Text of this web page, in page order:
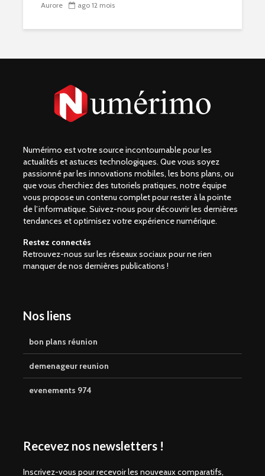
Aurore ago 12 mois
Numérimo est votre source incontournable pour les
actualités et astuces technologiques. Que vous soyez
passionné par les innovations mobiles, les bons plans, ou
que vous cherchiez des tutoriels pratiques, notre équipe
vous propose un contenu complet pour rester à la pointe
de l’informatique. Suivez-nous pour découvrir les dernières
tendances et optimisez votre expérience numérique.
Restez connectés
Retrouvez-nous sur les réseaux sociaux pour ne rien
manquer de nos dernières publications !
Nos liens
bon plans réunion
demenageur reunion
evenements 974
Recevez nos newsletters !
Inscrivez-vous pour recevoir les nouveaux comparatifs,